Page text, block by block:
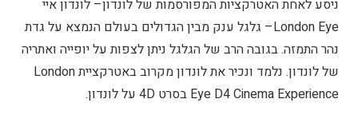
ניסע לאחת האטרקציות המפורסמות של לונדון– לונדון איי
London Eye– גלגל ענק מבין הגדולים בעולם הנמצא על גדת
נהר התמזה. בגובה הרב של הגלגל ניתן לצפות על יופייה ואתריה
של לונדון. נלמד ונכיר את לונדון מקרוב באטרקציית London
Eye D4 Cinema Experience בסרט 4D על לונדון.